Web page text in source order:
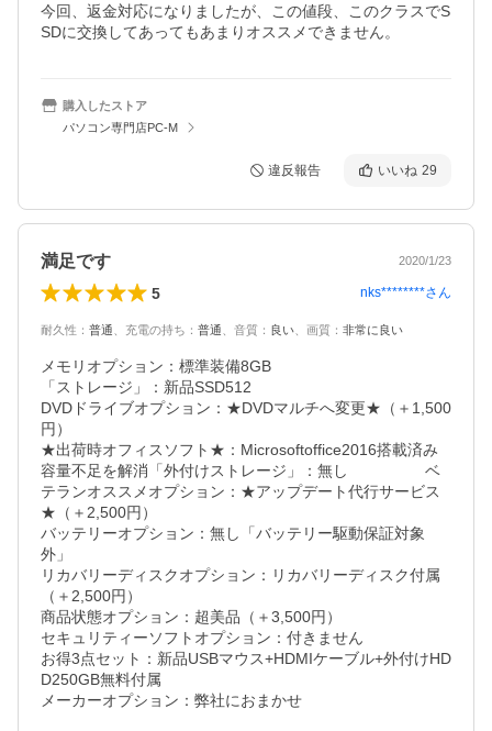
今回、返金対応になりましたが、この値段、このクラスでS
SDに交換してあってもあまりオススメできません。
購入したストア
パソコン専門店PC-M
違反報告 いいね 29
満足です 2020/1/23
5 nks********さん
耐久性 ： 普通 充電の持ち ： 普通 音質 ： 良い 画質 ： 非常に良い
メモリオプション：標準装備8GB
「ストレージ」：新品SSD512
DVDドライブオプション：★DVDマルチへ変更★（＋1,500
円）
★出荷時オフィスソフト★：Microsoftoffice2016搭載済み
容量不足を解消「外付けストレージ」：無し　　　　　ベ
テランオススメオプション：★アップデート代行サービス
★（＋2,500円）
バッテリーオプション：無し「バッテリー駆動保証対象
外」
リカバリーディスクオプション：リカバリーディスク付属
（＋2,500円）
商品状態オプション：超美品（＋3,500円）
セキュリティーソフトオプション：付きません
お得3点セット：新品USBマウス+HDMIケーブル+外付けHD
D250GB無料付属
メーカーオプション：弊社におまかせ